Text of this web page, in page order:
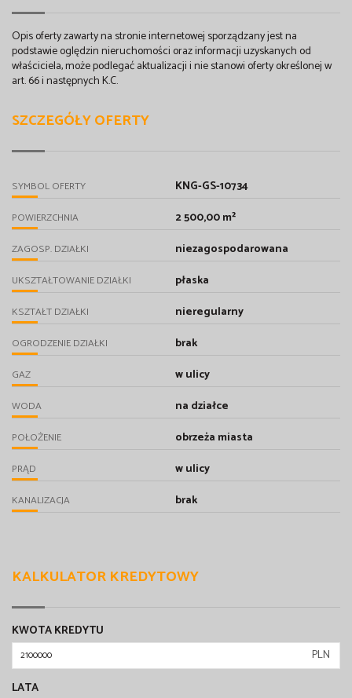
Opis oferty zawarty na stronie internetowej sporządzany jest na
podstawie oględzin nieruchomości oraz informacji uzyskanych od
właściciela, może podlegać aktualizacji i nie stanowi oferty określonej w
art. 66 i następnych K.C.
SZCZEGÓŁY OFERTY
SYMBOL OFERTY KNG-GS-10734
POWIERZCHNIA 2 500,00 m²
ZAGOSP. DZIAŁKI niezagospodarowana
UKSZTAŁTOWANIE DZIAŁKI płaska
KSZTAŁT DZIAŁKI nieregularny
OGRODZENIE DZIAŁKI brak
GAZ w ulicy
WODA na działce
POŁOŻENIE obrzeża miasta
PRĄD w ulicy
KANALIZACJA brak
KALKULATOR KREDYTOWY
KWOTA KREDYTU
PLN
LATA